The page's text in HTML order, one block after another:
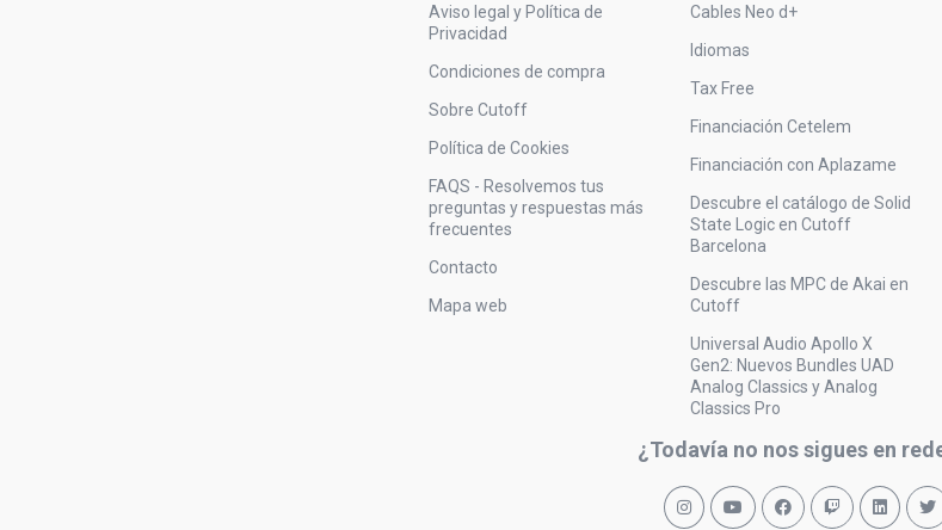
Aviso legal y Política de
Privacidad
Condiciones de compra
Sobre Cutoff
Política de Cookies
FAQS - Resolvemos tus
preguntas y respuestas más
frecuentes
Contacto
Mapa web
Cables Neo d+
Idiomas
Tax Free
Financiación Cetelem
Financiación con Aplazame
Descubre el catálogo de Solid
State Logic en Cutoff
Barcelona
Descubre las MPC de Akai en
Cutoff
Universal Audio Apollo X
Gen2: Nuevos Bundles UAD
Analog Classics y Analog
Classics Pro
¿Todavía no nos sigues en